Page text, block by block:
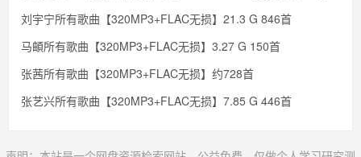
刘宇宁所有歌曲【320MP3+FLAC无损】21.3 G 846首
马頔所有歌曲【320MP3+FLAC无损】3.27 G 150首
张茜所有歌曲【320MP3+FLAC无损】约728首
张艺兴所有歌曲【320MP3+FLAC无损】7.85 G 446首